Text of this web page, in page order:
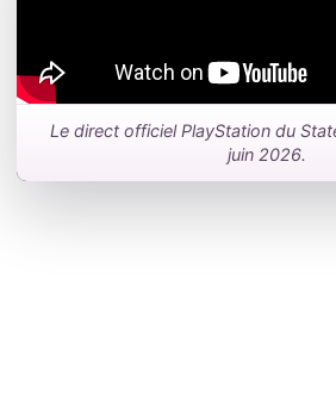
Le direct officiel PlayStation du
juin 2026.